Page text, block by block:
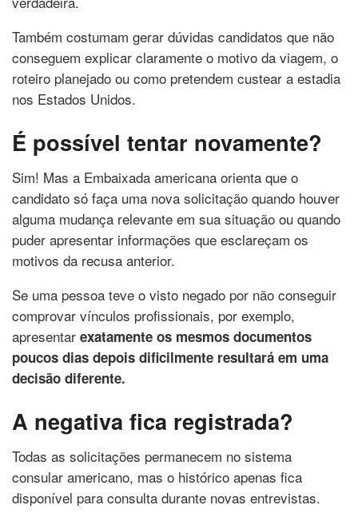
Também costumam gerar dúvidas candidatos que não
conseguem explicar claramente o motivo da viagem, o
roteiro planejado ou como pretendem custear a estadia
nos Estados Unidos.
É possível tentar novamente?
Sim! Mas a Embaixada americana orienta que o
candidato só faça uma nova solicitação quando houver
alguma mudança relevante em sua situação ou quando
puder apresentar informações que esclareçam os
motivos da recusa anterior.
Se uma pessoa teve o visto negado por não conseguir
comprovar vínculos profissionais, por exemplo,
apresentar exatamente os mesmos documentos
poucos dias depois dificilmente resultará em uma
decisão diferente.
A negativa fica registrada?
Todas as solicitações permanecem no sistema
consular americano, mas o histórico apenas fica
disponível para consulta durante novas entrevistas.